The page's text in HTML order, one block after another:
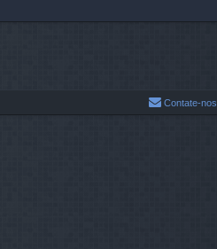
Contate-nos